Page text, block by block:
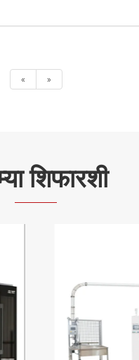
« »
शिफारशी